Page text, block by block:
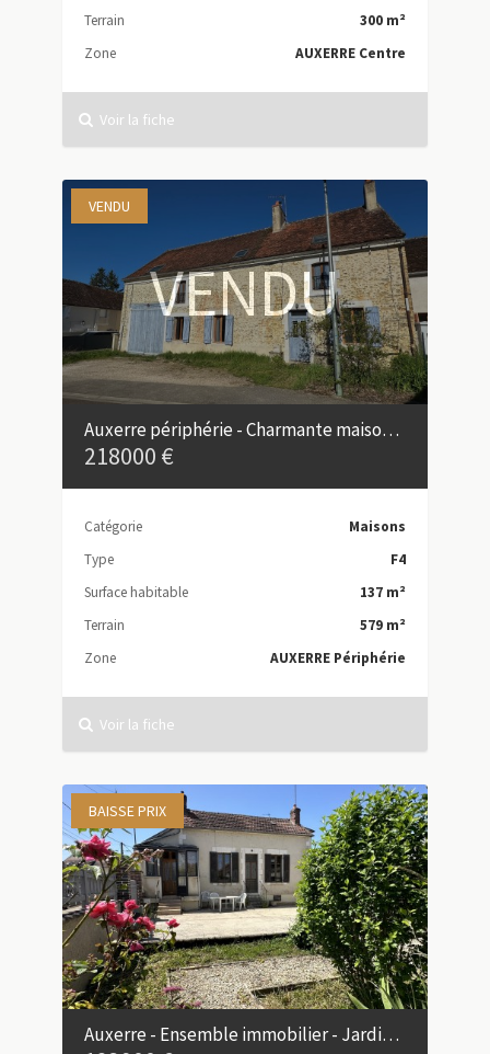
Terrain
300 m²
Zone
AUXERRE Centre
Voir la fiche
VENDU
VENDU
Auxerre périphérie - Charmante maison ancienne avec dépendances
218000 €
Catégorie
Maisons
Type
F4
Surface habitable
137 m²
Terrain
579 m²
Zone
AUXERRE Périphérie
Voir la fiche
BAISSE PRIX
Auxerre - Ensemble immobilier - Jardin - Quartier calme